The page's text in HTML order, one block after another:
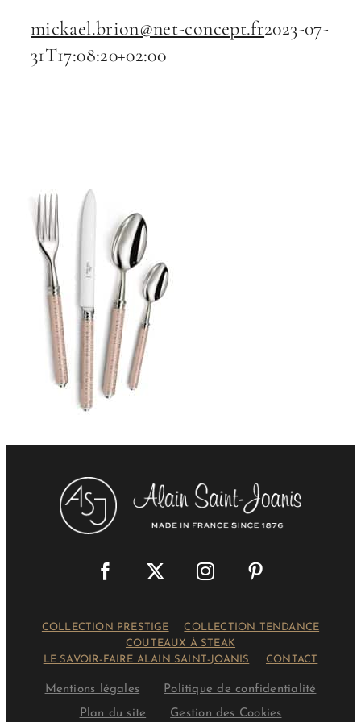
mickael.brion@net-concept.fr2023-07-
31T17:08:20+02:00
COLLECTION PRESTIGE
COLLECTION TENDANCE
COUTEAUX À STEAK
LE SAVOIR-FAIRE ALAIN SAINT-JOANIS
CONTACT
Mentions légales
Politique de confidentialité
Plan du site
Gestion des Cookies